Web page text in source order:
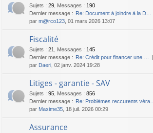
Sujets : 29 Messages : 190
Dernier message : Re: Document à joindre à la D…
par m@rco123 , 01 mars 2026 13:07
Fiscalité
Sujets : 21 Messages : 145
Dernier message : Re: Crédit pour financer une …
par Daeri , 02 janv. 2024 19:28
Litiges - garantie - SAV
Sujets : 95 Messages : 856
Dernier message : Re: Problèmes reccurents véra…
par Maxime35 , 18 juil. 2026 00:29
Assurance